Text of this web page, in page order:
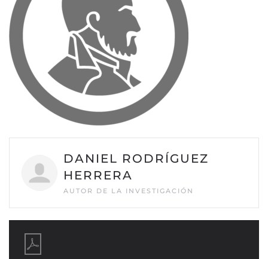
DANIEL RODRÍGUEZ
HERRERA
AUTOR DE LA INVESTIGACIÓN